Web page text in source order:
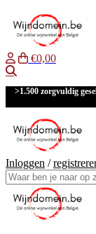
€0,00
>1.500 zorgvuldig
Inloggen /